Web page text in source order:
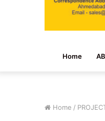
Home
Home /